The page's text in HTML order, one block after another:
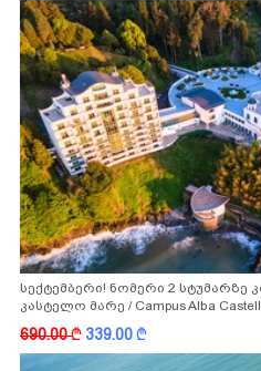
სექტემბერი! ნომერი 2 სტუმარზე
კასტელო მარე / Campus Alba
-სგან!
690.00k 339.00k